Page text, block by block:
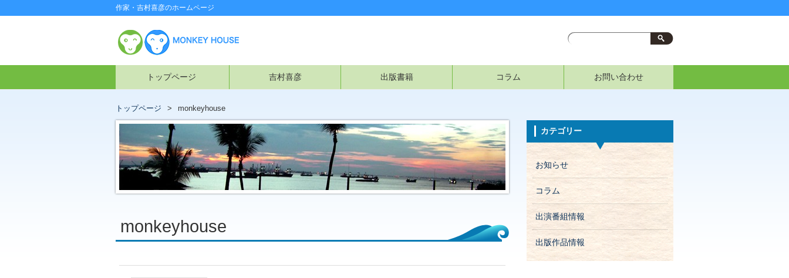
作家・吉村喜彦のホームページ
トップページ 吉村喜彦 出版書籍 コラム お問い合わせ
トップページ monkeyhouse
monkeyhouse
カテゴリー
お知らせ
コラム
出演番組情報
出版作品情報